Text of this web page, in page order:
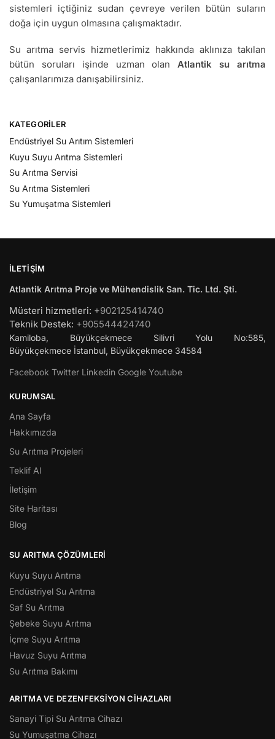
sistemleri içtiğiniz sudan çevreye verilen bütün suların
doğa için uygun olmasına çalışmaktadır.
Su arıtma servis hizmetlerimiz hakkında aklınıza takılan
bütün soruları işinde uzman olanAtlantik su arıtma
çalışanlarımıza danışabilirsiniz.
KATEGORILER
Endüstriyel Su Arıtım Sistemleri
Kuyu Suyu Arıtma Sistemleri
Su Arıtma Servisi
Su Arıtma Sistemleri
Su Yumuşatma Sistemleri
İLETIŞIM
Atlantik Arıtma Proje ve Mühendislik San. Tic. Ltd. Şti.
Müsteri hizmetleri: +902125414740
Teknik Destek: +905544424740
Kamiloba, Büyükçekmece Silivri Yolu No:585,
Büyükçekmece İstanbul, Büyükçekmece 34584
Facebook Twitter Linkedin Google Youtube
KURUMSAL
Ana Sayfa
Hakkımızda
Su Arıtma Projeleri
Teklif Al
İletişim
Site Haritası
Blog
SU ARITMA ÇÖZÜMLERI
Kuyu Suyu Arıtma
Endüstriyel Su Arıtma
Saf Su Arıtma
Şebeke Suyu Arıtma
İçme Suyu Arıtma
Havuz Suyu Arıtma
Su Arıtma Bakımı
ARITMA VE DEZENFEKSIYON CIHAZLARI
Sanayi Tipi Su Arıtma Cihazı
Su Yumuşatma Cihazı